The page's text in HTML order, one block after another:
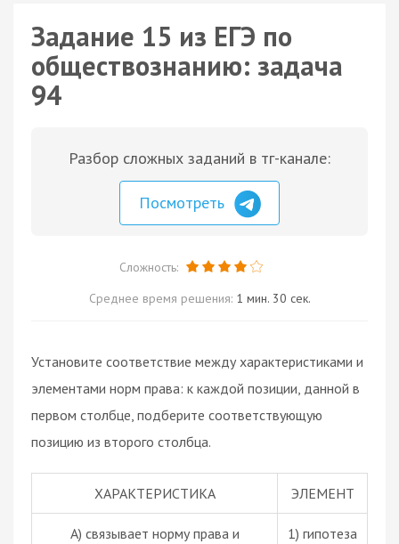
Задание 15 из ЕГЭ по
обществознанию: задача
94
Разбор сложных заданий в тг-канале:
Посмотреть
Сложность:
Среднее время решения: 1 мин. 30 сек.
Установите соответствие между характеристиками и
элементами норм права: к каждой позиции, данной в
первом столбце, подберите соответствующую
позицию из второго столбца.
ХАРАКТЕРИСТИКА ЭЛЕМЕНТ
А) связывает норму права и
1) гипотеза